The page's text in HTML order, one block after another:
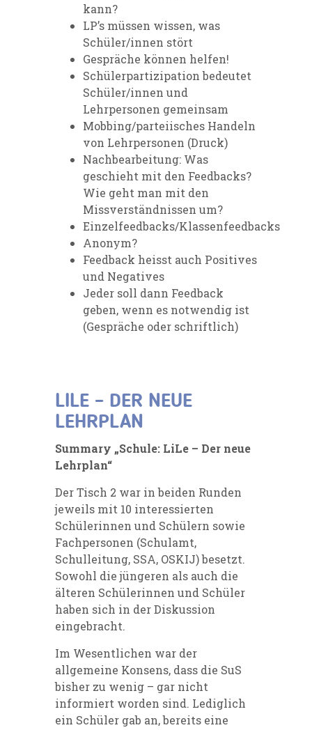
kann?
LP’s müssen wissen, was
Schüler/innen stört
Gespräche können helfen!
Schülerpartizipation bedeutet
Schüler/innen und
Lehrpersonen gemeinsam
Mobbing/parteiisches Handeln
von Lehrpersonen (Druck)
Nachbearbeitung: Was
geschieht mit den Feedbacks?
Wie geht man mit den
Missverständnissen um?
Einzelfeedbacks/Klassenfeedbacks
Anonym?
Feedback heisst auch Positives
und Negatives
Jeder soll dann Feedback
geben, wenn es notwendig ist
(Gespräche oder schriftlich)
LILE – DER NEUE
LEHRPLAN
Summary „Schule: LiLe – Der neue
Lehrplan“
Der Tisch 2 war in beiden Runden
jeweils mit 10 interessierten
Schülerinnen und Schülern sowie
Fachpersonen (Schulamt,
Schulleitung, SSA, OSKIJ) besetzt.
Sowohl die jüngeren als auch die
älteren Schülerinnen und Schüler
haben sich in der Diskussion
eingebracht.
Im Wesentlichen war der
allgemeine Konsens, dass die SuS
bisher zu wenig – gar nicht
informiert worden sind. Lediglich
ein Schüler gab an, bereits eine